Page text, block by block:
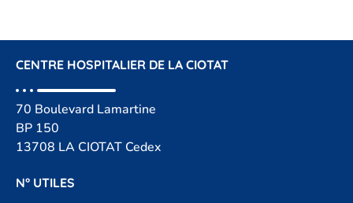
CENTRE HOSPITALIER DE LA CIOTAT
70 Boulevard Lamartine
BP 150
13708 LA CIOTAT Cedex
N° UTILES